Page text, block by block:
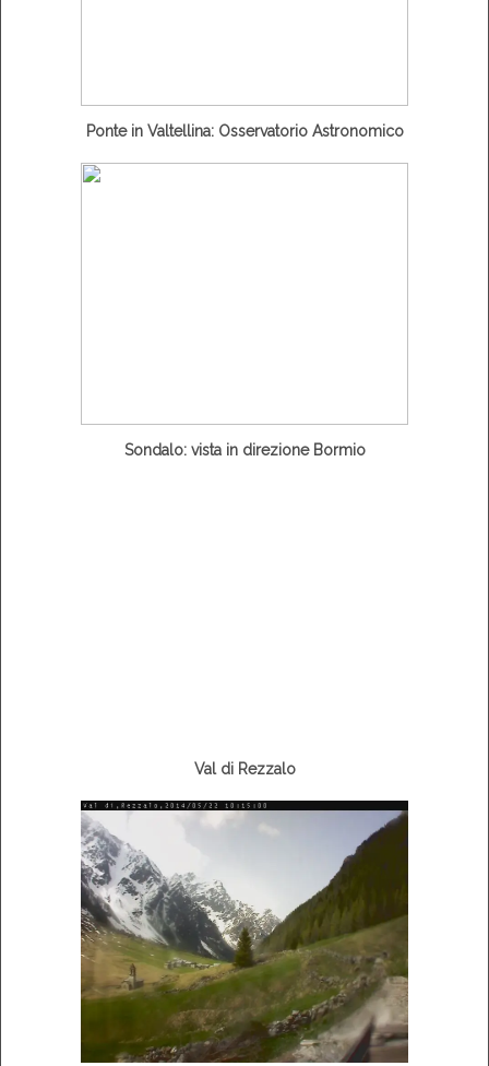
Ponte in Valtellina: Osservatorio Astronomico
Sondalo: vista in direzione Bormio
Val di Rezzalo